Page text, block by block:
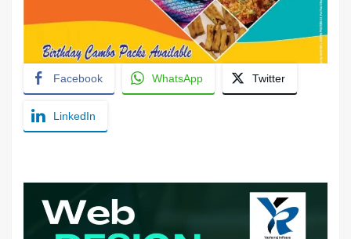
Facebook WhatsApp Twitter
LinkedIn